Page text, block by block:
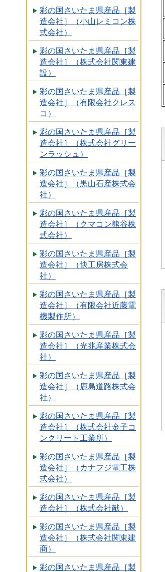
彩の国さいたま県産品［製
造会社］（小山レミコン株
式会社）
彩の国さいたま県産品［製
造会社］（株式会社関東建
設）
彩の国さいたま県産品［製
造会社］（有限会社クレス
コ）
彩の国さいたま県産品［製
造会社］（株式会社グリー
ンラッシュ）
彩の国さいたま県産品［製
造会社］（黒山石産株式会
社）
彩の国さいたま県産品［製
造会社］（クマコン熊谷株
式会社）
彩の国さいたま県産品［製
造会社］（快工房株式会
社）
彩の国さいたま県産品［製
造会社］（有限会社近藤電
機製作所）
彩の国さいたま県産品［製
造会社］（光兆産業株式会
社）
彩の国さいたま県産品［製
造会社］（鹿島道路株式会
社）
彩の国さいたま県産品［製
造会社］（株式会社金子コ
ンクリート工業所）
彩の国さいたま県産品［製
造会社］（カナフジ電工株
式会社）
彩の国さいたま県産品［製
造会社］（株式会社献）
彩の国さいたま県産品［製
造会社］（株式会社関東建
商）
彩の国さいたま県産品［製